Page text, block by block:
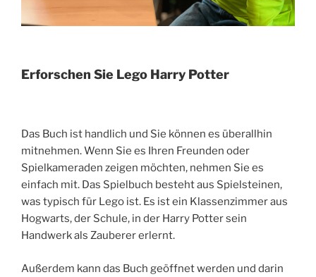
Erforschen Sie Lego Harry Potter
Das Buch ist handlich und Sie können es überallhin
mitnehmen. Wenn Sie es Ihren Freunden oder
Spielkameraden zeigen möchten, nehmen Sie es
einfach mit. Das Spielbuch besteht aus Spielsteinen,
was typisch für Lego ist. Es ist ein Klassenzimmer aus
Hogwarts, der Schule, in der Harry Potter sein
Handwerk als Zauberer erlernt.
Außerdem kann das Buch geöffnet werden und darin